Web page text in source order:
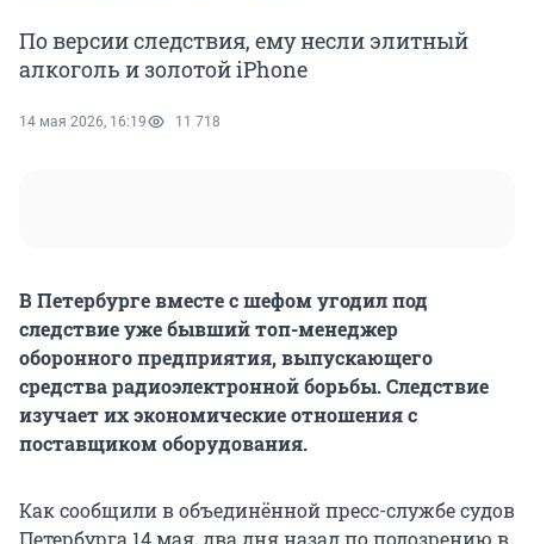
По версии следствия, ему несли элитный
алкоголь и золотой iPhone
14 мая 2026, 16:19 11 718
В Петербурге вместе с шефом угодил под
следствие уже бывший топ-менеджер
оборонного предприятия, выпускающего
средства радиоэлектронной борьбы. Следствие
изучает их экономические отношения с
поставщиком оборудования.
Как сообщили в объединённой пресс-службе судов
Петербурга 14 мая, два дня назад по подозрению в